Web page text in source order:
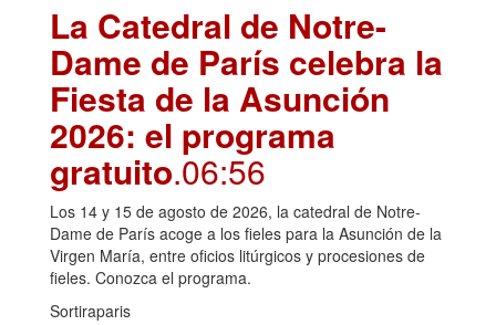
La Catedral de Notre-
Dame de París celebra la
Fiesta de la Asunción
2026: el programa
gratuito.06:56
Los 14 y 15 de agosto de 2026, la catedral de Notre-
Dame de París acoge a los fieles para la Asunción de la
Virgen María, entre oficios litúrgicos y procesiones de
fieles. Conozca el programa.
Sortiraparis